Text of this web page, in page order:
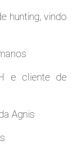
hunting, vindo
e cliente de
Agnis